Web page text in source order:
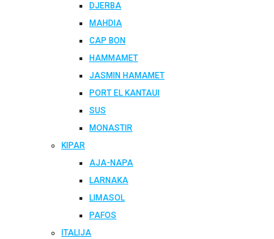
DJERBA
MAHDIA
CAP BON
HAMMAMET
JASMIN HAMAMET
PORT EL KANTAUI
SUS
MONASTIR
KIPAR
AJA-NAPA
LARNAKA
LIMASOL
PAFOS
ITALIJA